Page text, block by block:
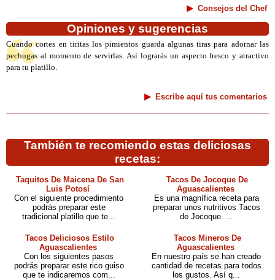
Consejos del Chef
Opiniones y sugerencias
Cuando cortes en tiritas los pimientos guarda algunas tiras para adornar las
pechugas al momento de servirlas. Así lograrás un aspecto fresco y atractivo
para tu platillo.
Escribe aquí tus comentarios
También te recomiendo estas deliciosas
recetas:
Taquitos De Maicena De San
Luis Potosí
Con el siguiente procedimiento
podrás preparar este
tradicional platillo que te...
Tacos De Jocoque De
Aguascalientes
Es una magnífica receta para
preparar unos nutritivos Tacos
de Jocoque. ...
Tacos Deliciosos Estilo
Aguascalientes
Con los siguientes pasos
podrás preparar este rico guiso
que te indicaremos com...
Tacos Mineros De
Aguascalientes
En nuestro país se han creado
cantidad de recetas para todos
los gustos. Así q...